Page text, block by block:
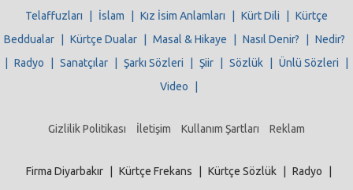
Telaffuzları
İslam Kız İsim Anlamları Kürt Dili
Kürtçe
Beddualar
Kürtçe Dualar Masal & Hikaye Nasıl Denir?
Nedir?
Radyo Sanatçılar Şarkı Sözleri Şiir Sözlük Ünlü Sözleri
Video
Gizlilik Politikası İletişim Kullanım Şartları Reklam
Firma Diyarbakır Kürtçe Frekans Kürtçe Sözlük Radyo